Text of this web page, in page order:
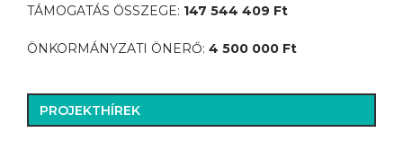
TÁMOGATÁS ÖSSZEGE: 147 544 409 Ft
ÖNKORMÁNYZATI ÖNERŐ: 4 500 000 Ft
PROJEKTHÍREK